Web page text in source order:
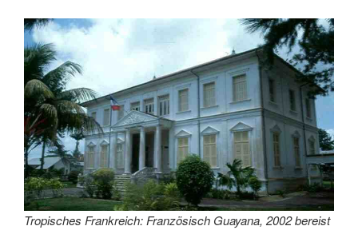
Tropisches Frankreich: Französisch Guayana, 2002 bereist